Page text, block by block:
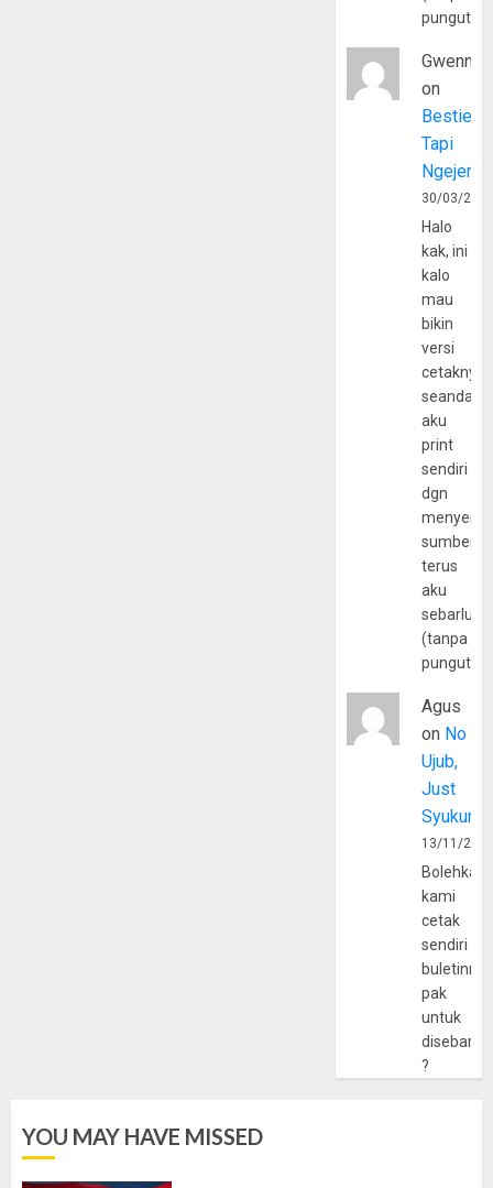
Gwenny
on
Bestie
Tapi
30/03/
Halo
kak, ini
kalo
mau
bikin
versi
cetaknya
aku
print
sendiri
dgn
sumber
terus
aku
(tanpa
Agus
on No
Ujub,
Just
Syukur
13/11/
Bolehkah
kami
cetak
sendiri
pak
untuk
?
YOU MAY HAVE MISSED